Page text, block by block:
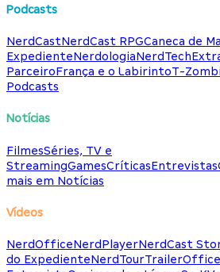
Podcasts
NerdCastNerdCast RPGCaneca de
ExpedienteNerdologiaNerdTech
ParceiroFrança e o LabirintoT-
Podcasts
Notícias
FilmesSéries, TV e
StreamingGamesCríticasEntrevistas
mais em Notícias
Vídeos
NerdOfficeNerdPlayerNerdCast
do ExpedienteNerdTourTrailerOffice